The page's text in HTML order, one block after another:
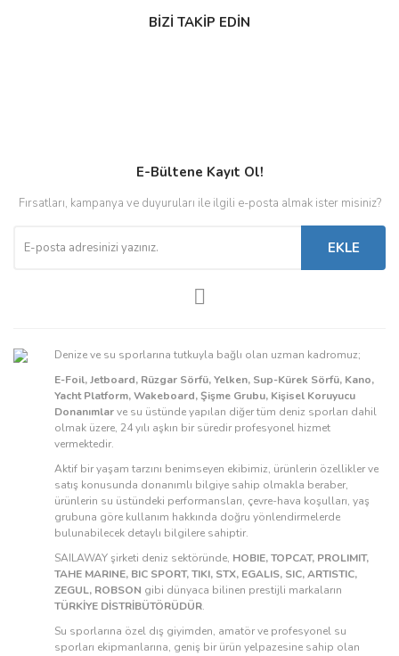
BİZİ TAKİP EDİN
E-Bültene Kayıt Ol!
Fırsatları, kampanya ve duyuruları ile ilgili e-posta almak ister misiniz?
EKLE
Denize ve su sporlarına tutkuyla bağlı olan uzman kadromuz;
E-Foil, Jetboard, Rüzgar Sörfü, Yelken, Sup-Kürek Sörfü, Kano,
Yacht Platform, Wakeboard, Şişme Grubu, Kişisel Koruyucu
Donanımlarve su üstünde yapılan diğer tüm deniz sporları dahil
olmak üzere, 24 yılı aşkın bir süredir profesyonel hizmet
vermektedir.
Aktif bir yaşam tarzını benimseyen ekibimiz, ürünlerin özellikler ve
satış konusunda donanımlı bilgiye sahip olmakla beraber,
ürünlerin su üstündeki performansları, çevre-hava koşulları, yaş
grubuna göre kullanım hakkında doğru yönlendirmelerde
bulunabilecek detaylı bilgilere sahiptir.
SAILAWAY şirketi deniz sektöründe, HOBIE, TOPCAT, PROLIMIT,
TAHE MARINE, BIC SPORT, TIKI, STX, EGALIS, SIC, ARTISTIC,
ZEGUL, ROBSON gibi dünyaca bilinen prestijli markaların
TÜRKİYE DİSTRİBÜTÖRÜDÜR.
Su sporlarına özel dış giyimden, amatör ve profesyonel su
sporları ekipmanlarına, geniş bir ürün yelpazesine sahip olan